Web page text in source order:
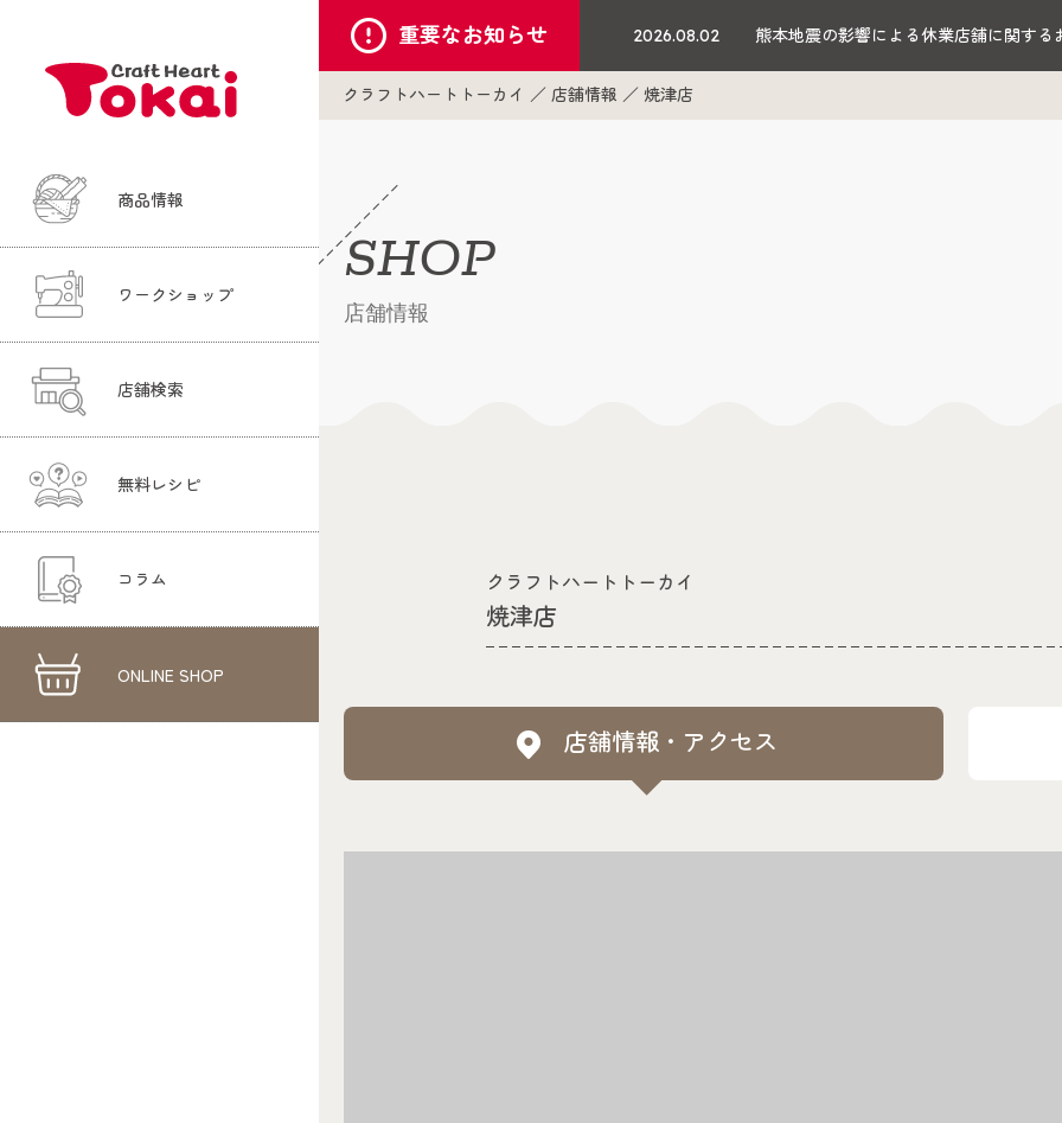
商品情報
ワークショップ
店舗検索
無料レシピ
コラム
ONLINE SHOP
重要なお知らせ 2026.08.02 熊本地震の影響による休業店舗に関する
クラフトハートトーカイ 店舗情報 焼津店
SHOP
店舗情報
クラフトハートトーカイ
焼津店
店舗情報・アクセス